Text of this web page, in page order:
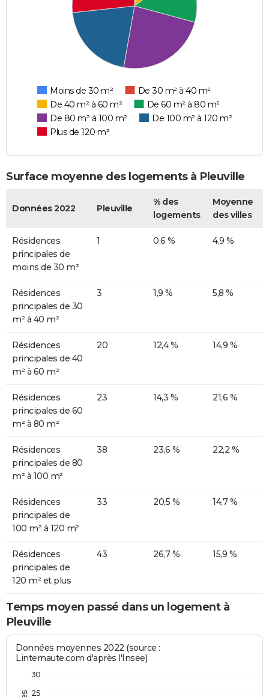
Moins de 30 m²
De 30 m² à 40 m²
De 40 m² à 60 m²
De 60 m² à 80 m²
De 80 m² à 100 m²
De 100 m² à 120 m²
Plus de 120 m²
Surface moyenne des logements à Pleuville
Données 2022 Pleuville
% des
logements
Moyenne
des villes
Résidences
principales de
moins de 30 m²
1 0,6 % 4,9 %
Résidences
principales de 30
m² à 40 m²
3 1,9 % 5,8 %
Résidences
principales de 40
m² à 60 m²
20 12,4 % 14,9 %
Résidences
principales de 60
m² à 80 m²
23 14,3 % 21,6 %
Résidences
principales de 80
m² à 100 m²
38 23,6 % 22,2 %
Résidences
principales de
100 m² à 120 m²
33 20,5 % 14,7 %
Résidences
principales de
120 m² et plus
43 26,7 % 15,9 %
Temps moyen passé dans un logement à
Pleuville
Données moyennes 2022 (source :
Linternaute.com d'après l'Insee)
25
30